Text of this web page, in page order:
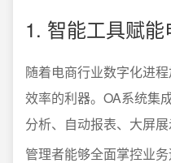
1. 智能工具赋
随着电商行业数字化进
效率的利器。OA系统集
分析、自动报表、大屏
管理者能够全面掌控业务